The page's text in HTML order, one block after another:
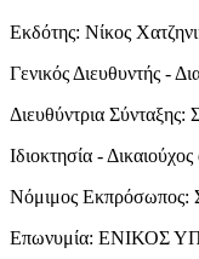
Εκδότης: Νίκος
Γενικός Διευθυντής -
Διευθύντρια Σύνταξης:
Ιδιοκτησία -
Νόμιμος Εκπρόσωπος:
Επωνυμία: ΕΝΙΚΟΣ